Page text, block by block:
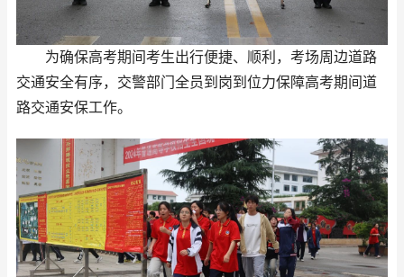
为确保高考期间考生出行便捷、顺利，考场周边道路
交通安全有序，交警部门全员到岗到位力保障高考期间道
路交通安保工作。